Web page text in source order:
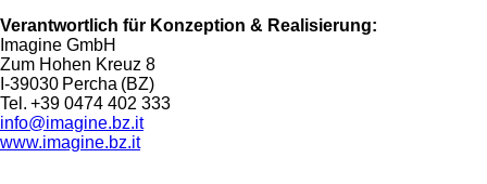
Verantwortlich für Konzeption & Realisierung:
Imagine GmbH
Zum Hohen Kreuz 8
I-39030 Percha (BZ)
Tel. +39 0474 402 333
info@imagine.bz.it
www.imagine.bz.it